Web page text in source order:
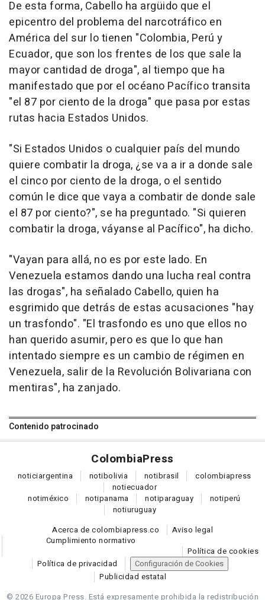
De esta forma, Cabello ha argüido que el
epicentro del problema del narcotráfico en
América del sur lo tienen "Colombia, Perú y
Ecuador, que son los frentes de los que sale la
mayor cantidad de droga", al tiempo que ha
manifestado que por el océano Pacífico transita
"el 87 por ciento de la droga" que pasa por estas
rutas hacia Estados Unidos.
"Si Estados Unidos o cualquier país del mundo
quiere combatir la droga, ¿se va a ir a donde sale
el cinco por ciento de la droga, o el sentido
común le dice que vaya a combatir de donde sale
el 87 por ciento?", se ha preguntado. "Si quieren
combatir la droga, váyanse al Pacífico", ha dicho.
"Vayan para allá, no es por este lado. En
Venezuela estamos dando una lucha real contra
las drogas", ha señalado Cabello, quien ha
esgrimido que detrás de estas acusaciones "hay
un trasfondo". "El trasfondo es uno que ellos no
han querido asumir, pero es que lo que han
intentado siempre es un cambio de régimen en
Venezuela, salir de la Revolución Bolivariana con
mentiras", ha zanjado.
Contenido patrocinado
ColombiaPress
noticiargentina notibolivia notibrasil colombiapress
notiecuador
notiméxico notipanama notiparaguay notiperú
notiuruguay
Acerca de colombiapress.co
Aviso legal
Cumplimiento normativo
Política de cookies
Política de privacidad
Configuración de Cookies
Publicidad estatal
© 2026 Europa Press. Está expresamente prohibida la redistribución